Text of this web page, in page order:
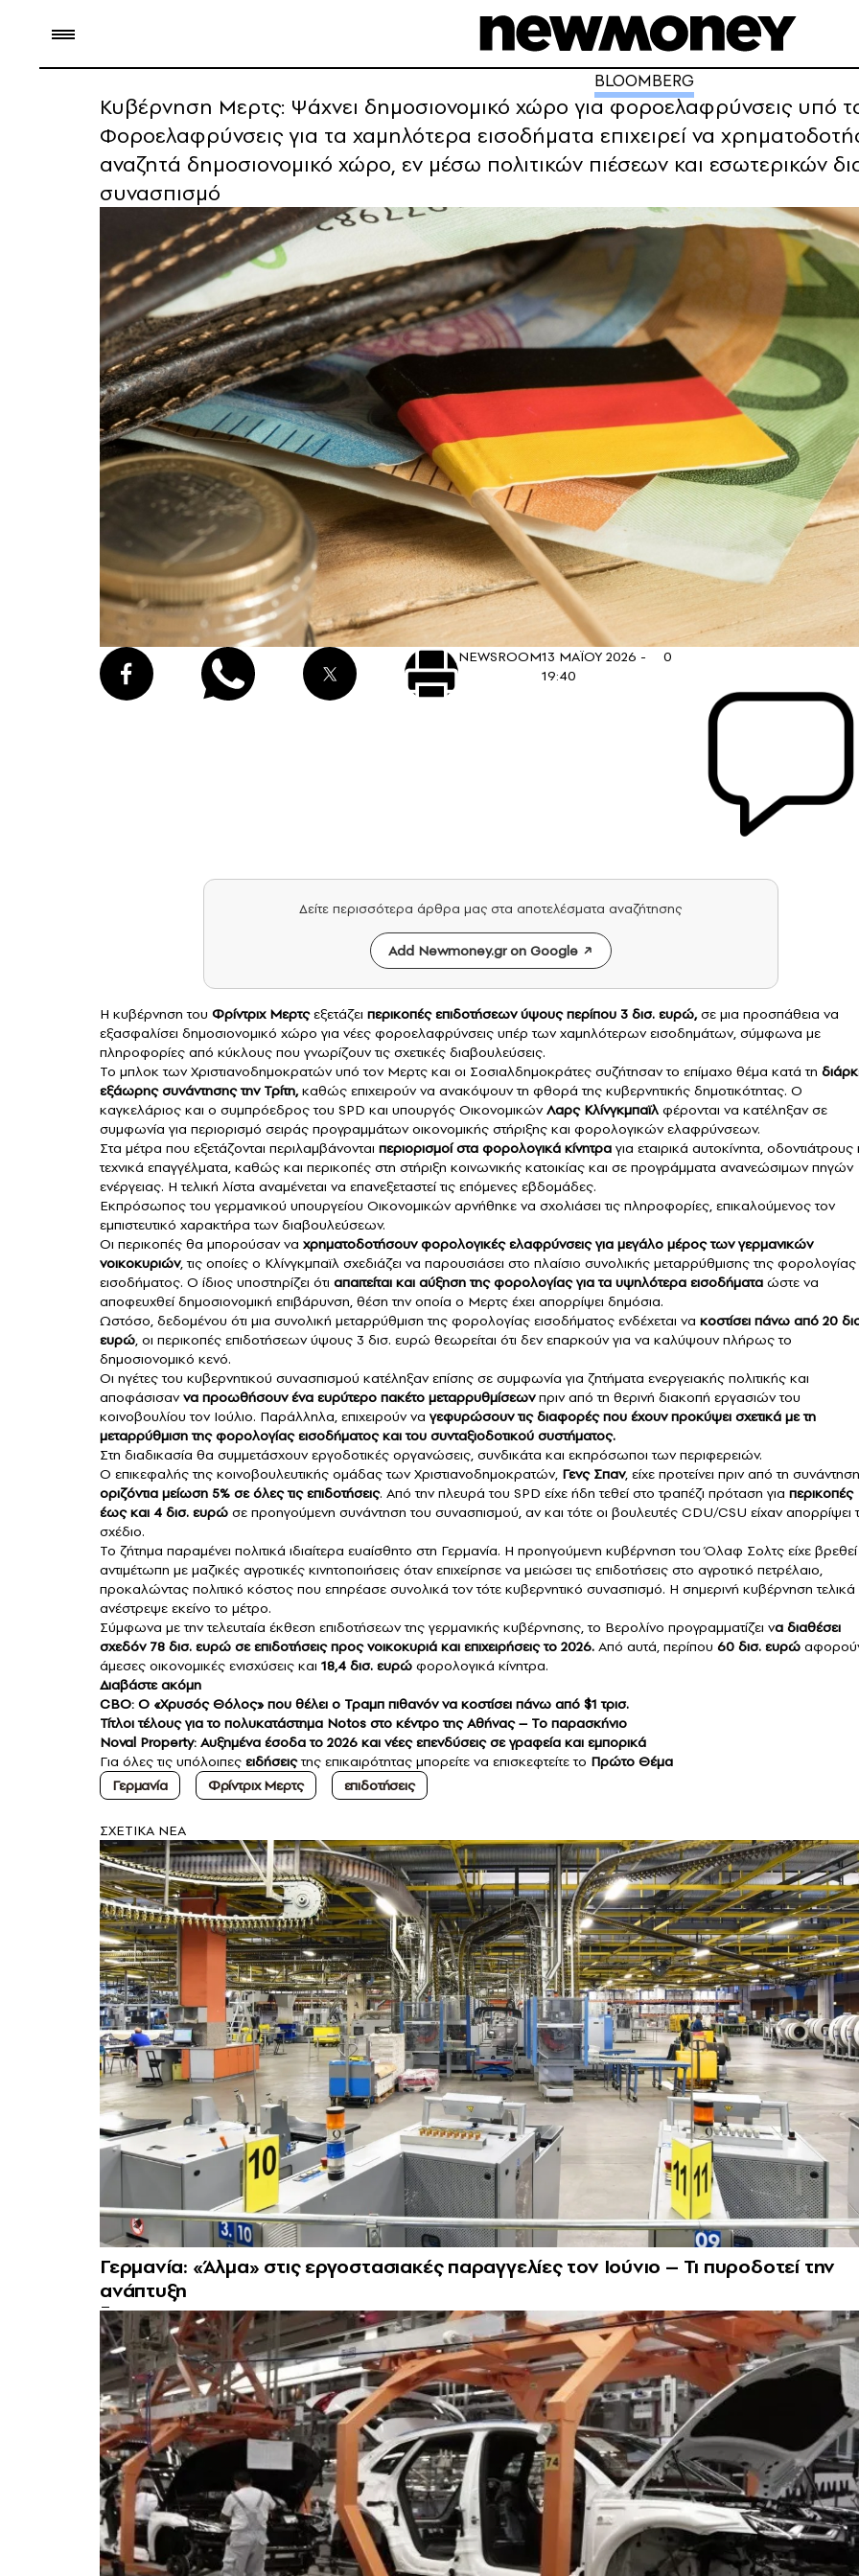
BLOOMBERG
Κυβέρνηση Μερτς: Ψάχνει δημοσιονομικό χώρο για φοροελαφρύνσεις υπό
Φοροελαφρύνσεις για τα χαμηλότερα εισοδήματα επιχειρεί να
αναζητά δημοσιονομικό χώρο, εν μέσω πολιτικών πιέσεων και εσωτερικών
συνασπισμό
NEWSROOM13 ΜΑΪΟΥ 2026 -
19:40
0
Δείτε περισσότερα άρθρα μας στα αποτελέσματα αναζήτησης
Add Newmoney.gr on Google
Η κυβέρνηση του Φρίντριχ Μερτςεξετάζει περικοπέςεπιδοτήσεωνύψους περίπου 3 δισ. ευρώ,σε μια προσπάθεια να
εξασφαλίσει δημοσιονομικό χώρο για νέες φοροελαφρύνσεις υπέρ των χαμηλότερων εισοδημάτων, σύμφωνα με
πληροφορίες από κύκλους που γνωρίζουν τις σχετικές διαβουλεύσεις.
Το μπλοκ των Χριστιανοδημοκρατών υπό τον Μερτς και οι Σοσιαλδημοκράτες συζήτησαν το επίμαχο θέμα κατά τη
εξάωρης συνάντησης την Τρίτη,καθώς επιχειρούν να ανακόψουν τη φθορά της κυβερνητικής δημοτικότητας. Ο
καγκελάριος και ο συμπρόεδρος του SPD και υπουργός ΟικονομικώνΛαρς Κλίνγκμπαϊλ φέρονται να κατέληξαν σε
συμφωνία για περιορισμό σειράς προγραμμάτων οικονομικής στήριξης και φορολογικών ελαφρύνσεων.
Στα μέτρα που εξετάζονται περιλαμβάνονται περιορισμοί στα φορολογικά κίνητρα για εταιρικά αυτοκίνητα, οδοντιάτρους
τεχνικά επαγγέλματα, καθώς και περικοπές στη στήριξη κοινωνικής κατοικίας και σε προγράμματα ανανεώσιμων πηγών
ενέργειας. Η τελική λίστα αναμένεται να επανεξεταστεί τις επόμενες εβδομάδες.
Εκπρόσωπος του γερμανικού υπουργείου Οικονομικών αρνήθηκε να σχολιάσει τις πληροφορίες, επικαλούμενος τον
εμπιστευτικό χαρακτήρα των διαβουλεύσεων.
Οι περικοπές θα μπορούσαν να χρηματοδοτήσουν φορολογικές ελαφρύνσεις για μεγάλο μέρος των γερμανικών
νοικοκυριών, τις οποίες ο Κλίνγκμπαϊλ σχεδιάζει να παρουσιάσει στο πλαίσιο συνολικής μεταρρύθμισης της φορολογίας
εισοδήματος. Ο ίδιος υποστηρίζει ότι απαιτείται και αύξηση της φορολογίας για τα υψηλότερα εισοδήματα ώστε να
αποφευχθεί δημοσιονομική επιβάρυνση, θέση την οποία ο Μερτς έχει απορρίψει δημόσια.
Ωστόσο, δεδομένου ότι μια συνολική μεταρρύθμιση της φορολογίας εισοδήματος ενδέχεται να κοστίσει πάνω από 20
ευρώ, οι περικοπές επιδοτήσεων ύψους 3 δισ. ευρώ θεωρείται ότι δεν επαρκούν για να καλύψουν πλήρως το
δημοσιονομικό κενό.
Οι ηγέτες του κυβερνητικού συνασπισμού κατέληξαν επίσης σε συμφωνία για ζητήματα ενεργειακής πολιτικής και
αποφάσισαννα προωθήσουν ένα ευρύτερο πακέτο μεταρρυθμίσεωνπριν από τη θερινή διακοπή εργασιών του
κοινοβουλίου τον Ιούλιο. Παράλληλα, επιχειρούν να γεφυρώσουν τις διαφορές που έχουν προκύψει σχετικά με τη
μεταρρύθμιση της φορολογίας εισοδήματος και του συνταξιοδοτικού συστήματος.
Στη διαδικασία θα συμμετάσχουν εργοδοτικές οργανώσεις, συνδικάτα και εκπρόσωποι των περιφερειών.
Ο επικεφαλής της κοινοβουλευτικής ομάδας των Χριστιανοδημοκρατών, Γενς Σπαν, είχε προτείνει πριν από τη συνάντηση
οριζόντια μείωση 5% σε όλες τις επιδοτήσεις. Από την πλευρά του SPD είχε ήδη τεθεί στο τραπέζι πρόταση για περικοπές
έως και 4 δισ. ευρώ σε προηγούμενη συνάντηση του συνασπισμού, αν και τότε οι βουλευτές CDU/CSU είχαν απορρίψει
σχέδιο.
Το ζήτημα παραμένει πολιτικά ιδιαίτερα ευαίσθητο στη Γερμανία. Η προηγούμενη κυβέρνηση του Όλαφ Σολτς είχε βρεθεί
αντιμέτωπη με μαζικές αγροτικές κινητοποιήσεις όταν επιχείρησε να μειώσει τις επιδοτήσεις στο αγροτικό πετρέλαιο,
προκαλώντας πολιτικό κόστος που επηρέασε συνολικά τον τότε κυβερνητικό συνασπισμό. Η σημερινή κυβέρνηση τελικά
ανέστρεψε εκείνο το μέτρο.
Σύμφωνα με την τελευταία έκθεση επιδοτήσεων της γερμανικής κυβέρνησης, το Βερολίνο προγραμματίζει να διαθέσει
σχεδόν 78 δισ. ευρώ σε επιδοτήσεις προς νοικοκυριά και επιχειρήσεις το 2026. Από αυτά, περίπου 60 δισ. ευρώ
άμεσες οικονομικές ενισχύσεις και 18,4 δισ. ευρώ φορολογικά κίνητρα.
Διαβάστε ακόμη
CBO: Ο «Χρυσός Θόλος» που θέλει ο Τραμπ πιθανόν να κοστίσει πάνω από $1 τρισ.
Τίτλοι τέλους για το πολυκατάστημα Notos στο κέντρο της Αθήνας – Το παρασκήνιο
Noval Property: Αυξημένα έσοδα το 2026 και νέες επενδύσεις σε γραφεία και εμπορικά
Για όλες τις υπόλοιπες ειδήσειςτης επικαιρότητας μπορείτε να επισκεφτείτε το Πρώτο Θέμα
Γερμανία
Φρίντριχ Μερτς επιδοτήσεις
ΣXETIKA NEA
Γερμανία: «Άλμα» στις εργοστασιακές παραγγελίες τον Ιούνιο – Τι πυροδοτεί την
ανάπτυξη